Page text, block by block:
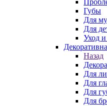
Губы
Для
Для
Уход
Назад
Для
Для
Для
Для